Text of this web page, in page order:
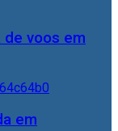
de voos em
em